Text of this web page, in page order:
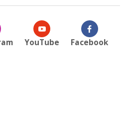
YouTube Facebook